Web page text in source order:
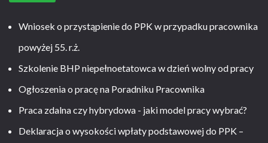
Wniosek o przystąpienie do PPK w przypadku pracownika
powyżej 55. r.ż.
Szkolenie BHP niepełnoetatowca w dzień wolny od pracy
Ogłoszenia o pracę na Poradniku Pracownika
Praca zdalna czy hybrydowa - jaki model pracy wybrać?
Deklaracja o wysokości wpłaty podstawowej do PPK –